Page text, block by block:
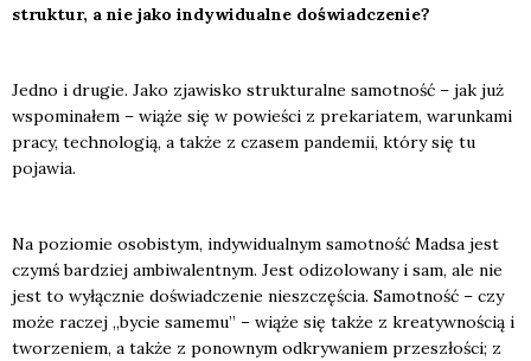
struk­tur, a nie jako indy­wi­du­al­ne doświad­cze­nie?
Jed­no i dru­gie. Jako zja­wi­sko struk­tu­ral­ne samot­ność – jak już
wspo­mi­na­łem – wią­że się w powie­ści z pre­ka­ria­tem, warun­ka­mi
pra­cy, tech­no­lo­gią, a tak­że z cza­sem pan­de­mii, któ­ry się tu
poja­wia.
Na pozio­mie oso­bi­stym, indy­wi­du­al­nym samot­ność Mad­sa jest
czymś bar­dziej ambi­wa­lent­nym. Jest odizo­lo­wa­ny i sam, ale nie
jest to wyłącz­nie doświad­cze­nie nie­szczę­ścia. Samot­ność – czy
może raczej „bycie same­mu” – wią­że się tak­że z kre­atyw­no­ścią i
two­rze­niem, a tak­że z ponow­nym odkry­wa­niem prze­szło­ści; z